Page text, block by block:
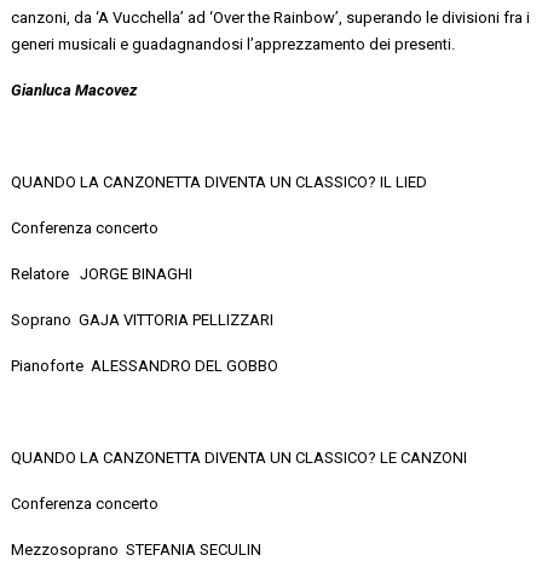
canzoni, da ‘AVucchella’ ad ‘Over the Rainbow’, superando le divisionifra i
generi musicali e guadagnandosi l’apprezzamento dei presenti.
Gianluca Macovez
QUANDO LA CANZONETTA DIVENTA UN CLASSICO? IL LIED
Conferenza concerto
Relatore JORGE BINAGHI
Soprano GAJA VITTORIA PELLIZZARI
Pianoforte ALESSANDRO DEL GOBBO
QUANDO LA CANZONETTA DIVENTA UN CLASSICO?LE CANZONI
Conferenza concerto
Mezzosoprano STEFANIA SECULIN